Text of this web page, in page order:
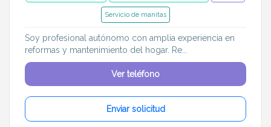
Servicio de manitas
Soy profesional autónomo con amplia experiencia en
reformas y mantenimiento del hogar. Re...
Ver teléfono
Enviar solicitud